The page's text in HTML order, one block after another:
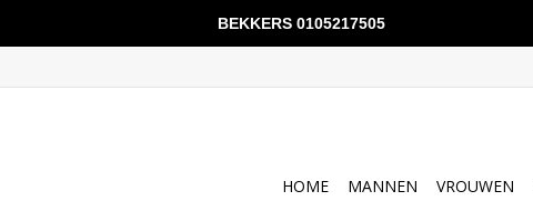
HOME MANNEN VROUWEN
BEKKERS 0105217505